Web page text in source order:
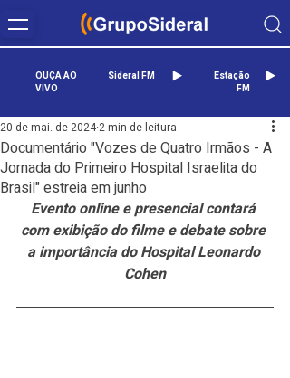
OUÇA AO
VIVO
Sideral FM
Estação
FM
Documentário "Vozes de Quatro Irmãos - A
Jornada do Primeiro Hospital Israelita do
Brasil" estreia em junho
20 de mai. de 20242 min de leitura
Evento online e presencial contará
com exibição do filme e debate sobre
a importância do Hospital Leonardo
Cohen